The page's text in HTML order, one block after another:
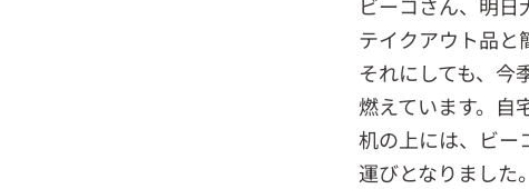
テイクアウト品と
それにしても、今
燃えています。自
机の上には、ビー
運びとなりました